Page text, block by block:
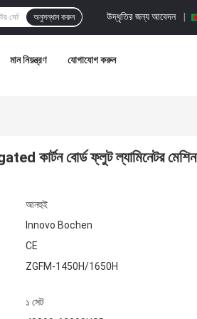
উদ্ধৃতির জন্য আবেদন |
অনুসন্ধান করুন
মান নিয়ন্ত্রণ যোগাযোগ করুন
কার্টন বোর্ড ফ্লুট ল্যামিনেটর মেশিন
আনহুই
Innovo Bochen
CE
ZGFM-1450H/1650H
১ সেট